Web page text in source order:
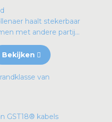
haalt stekerbaar
met andere partij...
Bekijken
GST18® kabels